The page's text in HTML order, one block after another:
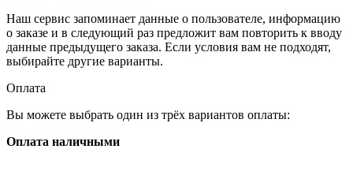
Наш сервис запоминает данные о пользователе, информацию
о заказе и в следующий раз предложит вам повторить к вводу
данные предыдущего заказа. Если условия вам не подходят,
выбирайте другие варианты.
Оплата
Вы можете выбрать один из трёх вариантов оплаты:
Оплата наличными